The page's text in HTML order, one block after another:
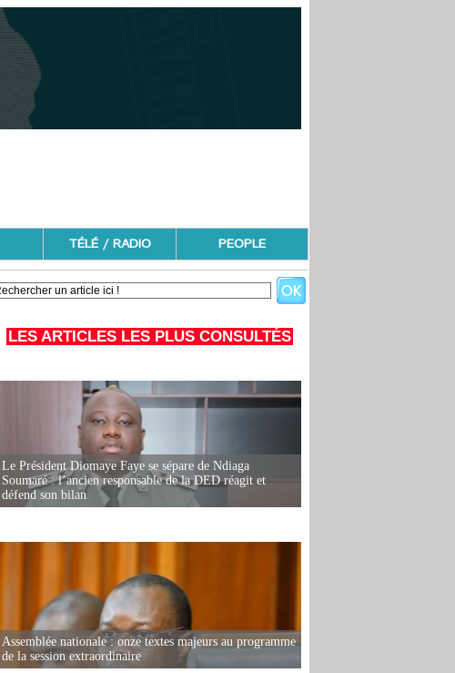
TÉLÉ / RADIO PEOPLE
LES ARTICLES LES PLUS CONSULTÉS
Le Président Diomaye Faye se sépare de Ndiaga
Soumaré : l’ancien responsable de la DED réagit et
défend son bilan
Assemblée nationale : onze textes majeurs au programme
de la session extraordinaire